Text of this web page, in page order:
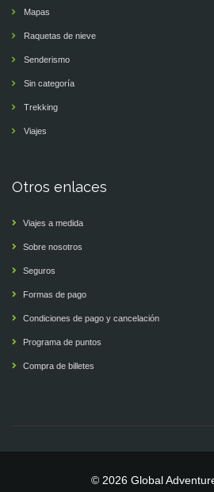
Mapas
Raquetas de nieve
Senderismo
Sin categoría
Trekking
Viajes
Otros enlaces
Viajes a medida
Sobre nosotros
Seguros
Formas de pago
Condiciones de pago y cancelación
Programa de puntos
Compra de billetes
© 2026 Global